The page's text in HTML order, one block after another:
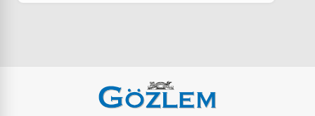
Instagram’da keşfet nasıl temizlenir?